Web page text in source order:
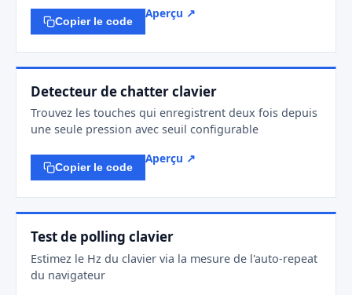
Copier le code
Aperçu ↗
Detecteur de chatter clavier
Trouvez les touches qui enregistrent deux fois depuis
une seule pression avec seuil configurable
Copier le code
Aperçu ↗
Test de polling clavier
Estimez le Hz du clavier via la mesure de l'auto-repeat
du navigateur